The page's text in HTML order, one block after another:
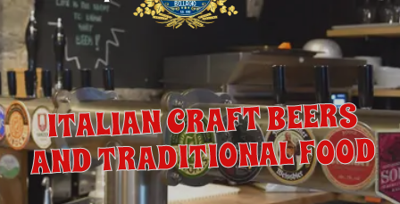
ITALIAN CRAFT BEERS
AND TRADITIONAL FOOD